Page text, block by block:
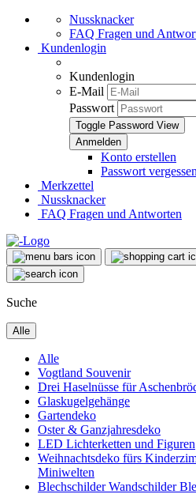
Nussknacker
FAQ Fragen und
Kundenlogin
Kundenlogin
E-Mail
Passwort
Toggle Password View
Konto erstellen
Passwort
Merkzettel
Nussknacker
FAQ Fragen und Antworten
Suche
Alle
Alle
Vogtland Souvenir
Drei Haselnüsse für
Glaskugelgehänge
Gartendeko
Oster & Ganzjahresdeko
LED Lichterketten und Figuren
Weihnachtsdeko fürs
Miniwelten
Blechschilder Wandschilder